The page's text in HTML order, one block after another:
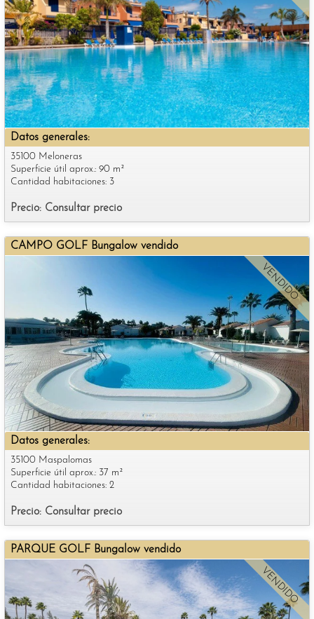
Datos generales:
35100 Meloneras
Precio: Consultar precio
Superficie útil aprox.: 90 m²
Cantidad habitaciones: 3
CAMPO GOLF Bungalow vendido
VENDIDO
Datos generales:
35100 Maspalomas
Precio: Consultar precio
Superficie útil aprox.: 37 m²
Cantidad habitaciones: 2
PARQUE GOLF Bungalow vendido
VENDIDO